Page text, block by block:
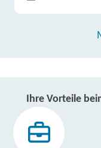
Ihre Vorteile